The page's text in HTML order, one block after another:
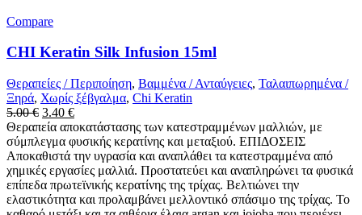
Compare
CHI Keratin Silk Infusion 15ml
Θεραπείες / Περιποίηση, Βαμμένα / Ανταύγειες, Ταλαιπωρημένα /
Ξηρά, Χωρίς ξέβγαλμα, Chi Keratin
5.00€ Original
price
was:
5.00 €.
3.40 €Η
τρέχουσα
τιμή
είναι:
3.40 €.
Θεραπεία αποκατάστασης των κατεστραμμένων μαλλιών, με
σύμπλεγμα φυσικής κερατίνης και μεταξιού. ΕΠΙΔΟΣΕΙΣ
Αποκαθιστά την υγρασία και αναπλάθει τα κατεστραμμένα από
χημικές εργασίες μαλλιά. Προστατεύει και αναπληρώνει τα φυσικά
επίπεδα πρωτεϊνικής κερατίνης της τρίχας. Βελτιώνει την
ελαστικότητα και προλαμβάνει μελλοντικό σπάσιμο της τρίχας. Το